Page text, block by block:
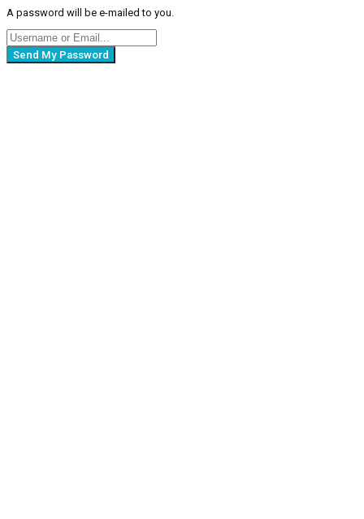
A password will be e-mailed to you.